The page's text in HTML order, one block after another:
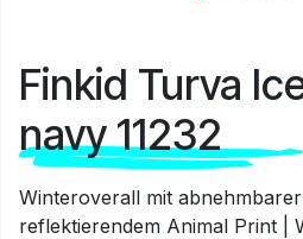
Finkid Turva
navy 11232
Winteroverall mit
reflektierendem Animal Print |